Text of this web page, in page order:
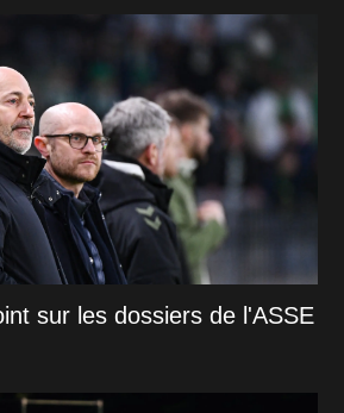
sur les dossiers de l'ASSE